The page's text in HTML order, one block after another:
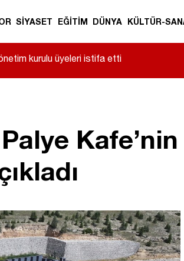
SİYASET EĞİTİM DÜNYA KÜLTÜR-
kurulu üyeleri istifa etti